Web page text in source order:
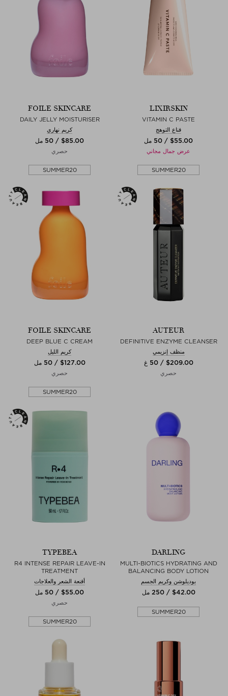
LIXIRSKIN
VITAMIN C PASTE
قناع التوهج
$‌55.00 / 50 مل
عرض جمال مجاني
SUMMER20
FOILE SKINCARE
DAILY JELLY MOISTURISER
كريم نهاري
$‌85.00 / 50 مل
حصري
SUMMER20
AUTEUR
DEFINITIVE ENZYME CLEANSER
منظف إنزيمي
$‌209.00 / 50 غ
حصري
FOILE SKINCARE
DEEP BLUE C CREAM
كريم الليل
$‌127.00 / 50 مل
حصري
SUMMER20
DARLING
MULTI-BIOTICS HYDRATING AND
BALANCING BODY LOTION
بوديلوشن وكريم الجسم
$‌42.00 / 250 مل
SUMMER20
TYPEBEA
R4 INTENSE REPAIR LEAVE-IN
TREATMENT
أقنعة الشعر والعلاجات
$‌55.00 / 50 مل
حصري
SUMMER20